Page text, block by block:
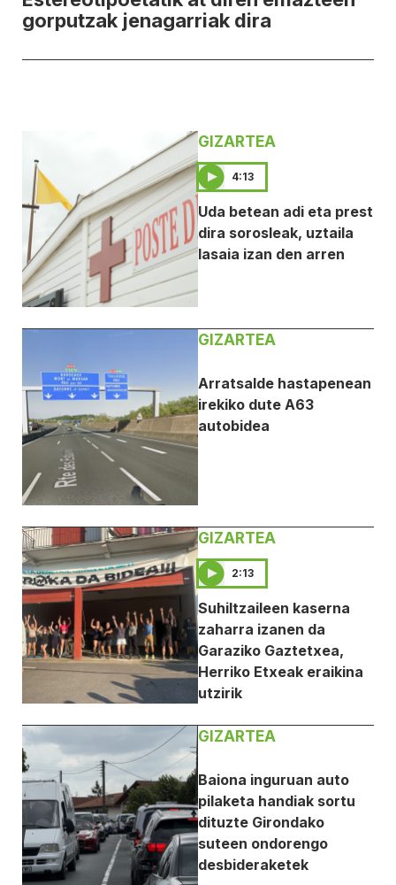
gorputzak jenagarriak dira
GIZARTEA
4:13
Uda betean adi eta prest
dira sorosleak, uztaila
lasaia izan den arren
GIZARTEA
Arratsalde hastapenean
irekiko dute A63
autobidea
GIZARTEA
2:13
Suhiltzaileen kaserna
zaharra izanen da
Garaziko Gaztetxea,
Herriko Etxeak eraikina
utzirik
GIZARTEA
Baiona inguruan auto
pilaketa handiak sortu
dituzte Girondako
suteen ondorengo
desbideraketek